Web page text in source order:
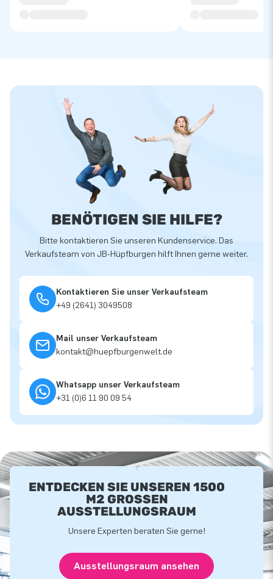
BENÖTIGEN SIE HILFE?
Bitte kontaktieren Sie unseren Kundenservice. Das
Verkaufsteam von JB-Hüpfburgen hilft Ihnen gerne weiter.
Kontaktieren Sie unser Verkaufsteam
+49 (2641) 3049508
Mail unser Verkaufsteam
kontakt@huepfburgenwelt.de
Whatsapp unser Verkaufsteam
+31 (0)6 11 90 09 54
ENTDECKEN SIE UNSEREN 1500
M2 GROSSEN A
USSTELLUNGSRAUM
Unsere Experten beraten Sie gerne!
Ausstellungsraum ansehen